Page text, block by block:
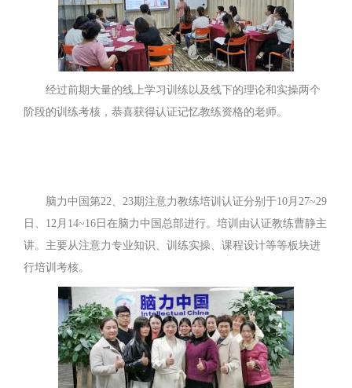
经过前期大量的线上学习训练以及线下的理论和实操两个
阶段的训练考核，恭喜获得认证记忆教练资格的老师。
脑力中国第22、23期注意力教练培训认证分别于10月27~29
日、12月14~16日在脑力中国总部进行。培训由认证教练曹静主
讲。主要从注意力专业知识、训练实操、课程设计等等板块进
行培训考核。